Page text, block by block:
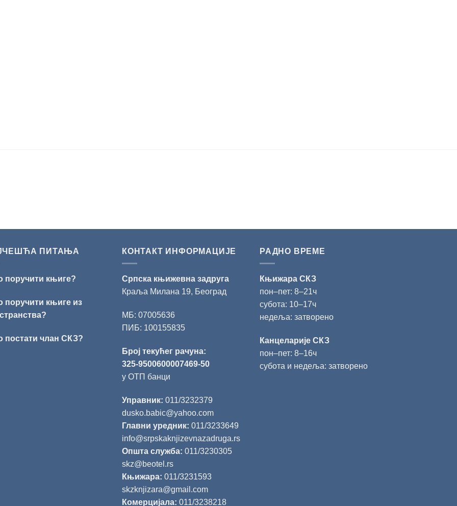
ПИТАЊА
поручити књиге?
поручити књиге из
постати члан СКЗ?
КОНТАКТ ИНФОРМАЦИЈЕ
Српска књижевна задруга
Краља Милана 19, Београд
МБ: 07005636
ПИБ: 100155835
Број текућег рачуна:
325-9500600007469-50
у ОТП банци
Управник: 011/3232379
dusko.babic@yahoo.com
Главни уредник: 011/3233649
info@srpskaknjizevnazadruga.rs
Општа служба: 011/3230305
skz@beotel.rs
Књижара: 011/3231593
skzknjizara@gmail.com
Комерцијала: 011/3238218
РАДНО ВРЕМЕ
Књижара СКЗ
пон‒пет: 8‒21ч
субота: 10‒17ч
недеља: затворено
Канцеларије СКЗ
пон‒пет: 8‒16ч
субота и недеља: затворено